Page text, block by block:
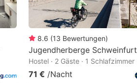
8.6 (13 Bewertungen)
Jugendherberge Schweinfurt
Hostel · 2 Gäste · 1 Schlafzimmer
71 € /Nacht